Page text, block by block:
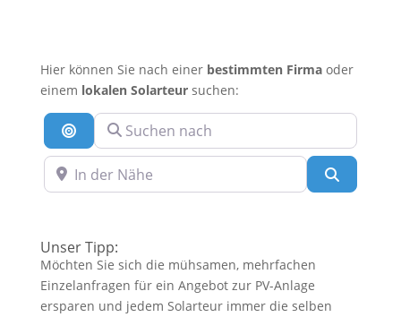
Hier können Sie nach einer bestimmten Firmaoder
einem lokalen Solarteursuchen:
Suche nach Entfernung
Suchen nach
In der Nähe
Unser Tipp:
Möchten Sie sich die mühsamen, mehrfachen
Einzelanfragen für ein Angebot zur PV-Anlage
ersparen und jedem Solarteur immer die selben